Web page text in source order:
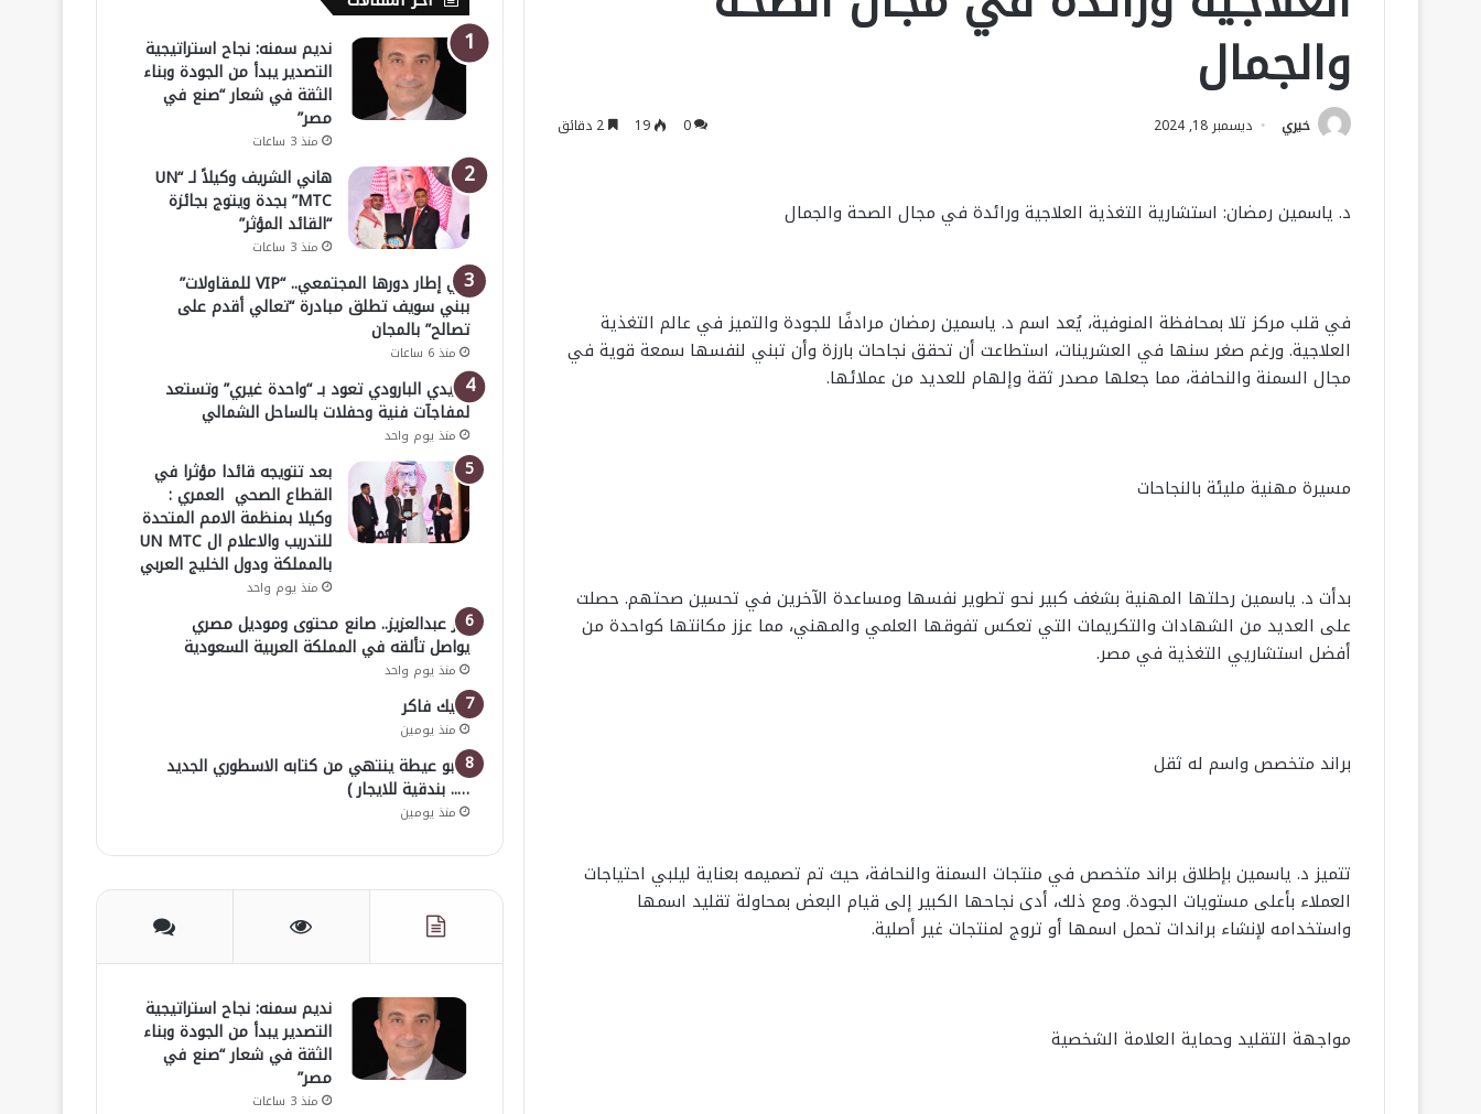
والجمال
خيري ديسمبر 18, 2024 0
19
د. ياسمين رمضان: استشارية التغذية العلاجية ورائدة في مجال الصحة والجمال
في قلب مركز تلا بمحافظة المنوفية، يُعد اسم د. ياسمين رمضان مرادفًا للجودة والتميز في عالم التغذية
العلاجية. ورغم صغر سنها في العشرينات، استطاعت أن تحقق نجاحات بارزة وأن تبني لنفسها سمعة قوية في
مجال السمنة والنحافة، مما جعلها مصدر ثقة وإلهام للعديد من عملائها.
مسيرة مهنية مليئة بالنجاحات
بدأت د. ياسمين رحلتها المهنية بشغف كبير نحو تطوير نفسها ومساعدة الآخرين في تحسين صحتهم. حصلت
على العديد من الشهادات والتكريمات التي تعكس تفوقها العلمي والمهني، مما عزز مكانتها كواحدة من
أفضل استشاريي التغذية في مصر.
براند متخصص واسم له ثقل
تتميز د. ياسمين بإطلاق براند متخصص في منتجات السمنة والنحافة، حيث تم تصميمه بعناية ليلبي احتياجات
العملاء بأعلى مستويات الجودة. ومع ذلك، أدى نجاحها الكبير إلى قيام البعض بمحاولة تقليد اسمها
واستخدامه لإنشاء براندات تحمل اسمها أو تروج لمنتجات غير أصلية.
مواجهة التقليد وحماية العلامة الشخصية
نديم سمنه: نجاح استراتيجية
التصدير يبدأ من الجودة وبناء
الثقة في شعار “صنع في
مصر”
منذ 3 ساعات
هاني الشريف وكيلاً لـ “UN
MTC” بجدة ويتوج بجائزة
“القائد المؤثر”
منذ 3 ساعات
في إطار دورها المجتمعي.. “VIP للمقاولات”
ببني سويف تطلق مبادرة “تعالي أقدم على
تصالح” بالمجان
منذ 6 ساعات
هايدي البارودي تعود بـ “واحدة غيري” وتستعد
لمفاجآت فنية وحفلات بالساحل الشمالي
منذ يوم واحد
بعد تتويجه قائدا مؤثرا في
القطاع الصحي العمري :
وكيلا بمنظمة الامم المتحدة
للتدريب والاعلام ال UN MTC
بالمملكة ودول الخليج العربي
منذ يوم واحد
بدر عبدالعزيز.. صانع محتوى وموديل مصري
يواصل تألقه في المملكة العربية السعودية
منذ يوم واحد
خليك فاكر
منذ يومين
( أبو عيطة ينتهي من كتابه الاسطوري الجديد
….. بندقية للايجار )
منذ يومين
نديم سمنه: نجاح استراتيجية
التصدير يبدأ من الجودة وبناء
الثقة في شعار “صنع في
مصر”
منذ 3 ساعات